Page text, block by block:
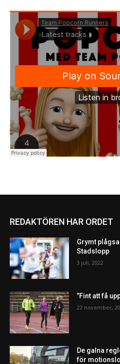
REDAKTÖREN HAR ORDET
Grymt
Stadslopp
3 juli, 2022
”Fint att få
22 november,
De galna
för